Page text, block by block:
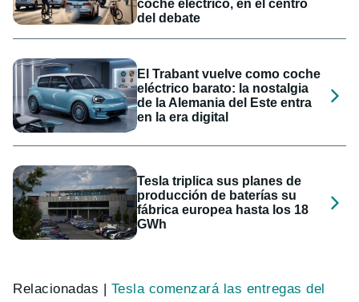
coche eléctrico, en el centro
del debate
El Trabant vuelve como coche
eléctrico barato: la nostalgia
de la Alemania del Este entra
en la era digital
Tesla triplica sus planes de
producción de baterías su
fábrica europea hasta los 18
GWh
Relacionadas | Tesla comenzará las entregas del